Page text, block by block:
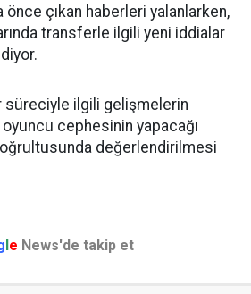
çıkan haberleri yalanlarken,
transferle ilgili yeni iddialar
süreciyle ilgili gelişmelerin
cephesinin yapacağı
değerlendirilmesi
le News'de takip et